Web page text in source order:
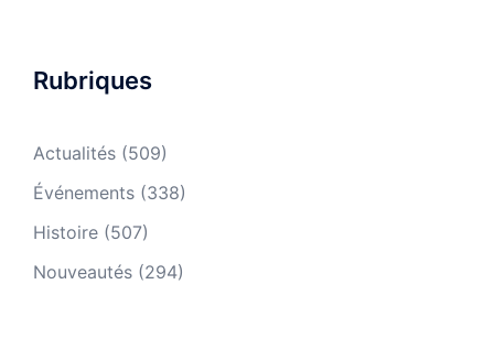
Rubriques
Actualités (509)
Événements (338)
Histoire (507)
Nouveautés (294)